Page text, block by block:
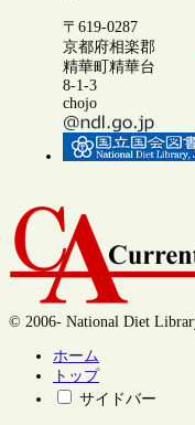
〒619-0287
京都府相楽郡
精華町精華台
8-1-3
chojo
© 2006- National Diet
ホーム
トップ
サイドバー